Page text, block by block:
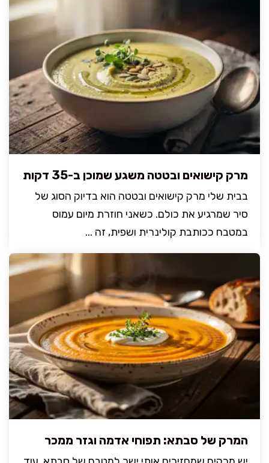
מרק קישואים ובטטה משגע שמוכן ב-35 דקות
בבית שלי מרק קישואים ובטטה הוא בדיוק הסוג של
סיר שמרגיע את כולם. כשאני חוזרת מיום עמוס
במטבח ככותבת קולינרית ושפית, זה ...
המרק של סבתא: תפוחי אדמה וגזר ממכר